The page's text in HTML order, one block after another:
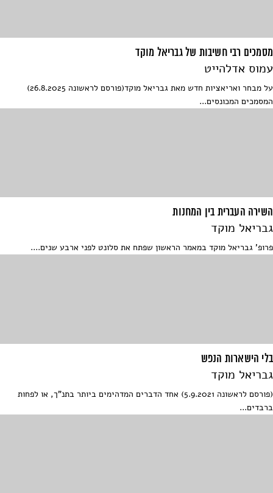
מסמכים רבי חשיבות של גבריאל מוקד
עמוס אדלהייט
על מבחר ואריאציות חדש מאת גבריאל מוקד(פורסם לראשונה 26.8.2025)
המסמכים המכונסים...
השירה העברית בין המחנות
גבריאל מוקד
פרופ' גבריאל מוקד במאמר הראשון שפתח את סלונט לפני ארבע שנים....
בלי הישארות הנפש
גבריאל מוקד
(פורסם לראשונה 5.9.2021) אחד הדברים המדהימים ביותר בתנ"ך, או לפחות
ברבדים...